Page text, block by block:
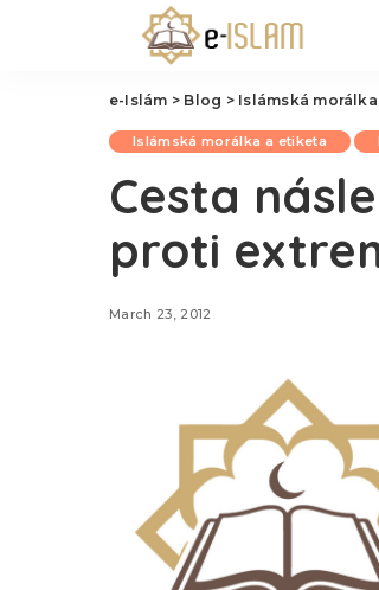
e-Islám > Blog > Islámská
Islámská morálka a etiketa
Cesta
proti
March 23, 2012